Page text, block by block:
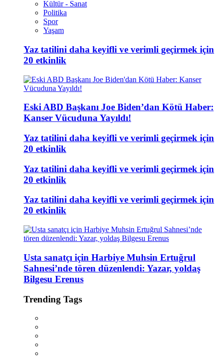
Kültür - Sanat
Politika
Spor
Yaşam
Yaz tatilini daha keyifli ve verimli geçirmek için
20 etkinlik
Eski ABD Başkanı Joe Biden’dan Kötü Haber:
Kanser Vücuduna Yayıldı!
Yaz tatilini daha keyifli ve verimli geçirmek için
20 etkinlik
Yaz tatilini daha keyifli ve verimli geçirmek için
20 etkinlik
Yaz tatilini daha keyifli ve verimli geçirmek için
20 etkinlik
Usta sanatçı için Harbiye Muhsin Ertuğrul
Sahnesi’nde tören düzenlendi: Yazar, yoldaş
Bilgesu Erenus
Trending Tags